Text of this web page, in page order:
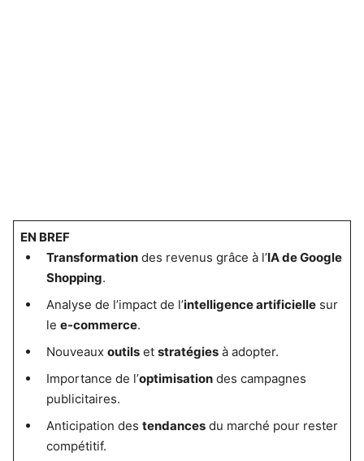
EN BREF
Transformationdes revenus grâce à l’IA de Google
Shopping.
Analyse de l’impact de l’intelligence artificiellesur
le e-commerce.
Nouveaux outilset stratégiesà adopter.
Importance de l’optimisationdes campagnes
publicitaires.
Anticipation des tendancesdu marché pour rester
compétitif.